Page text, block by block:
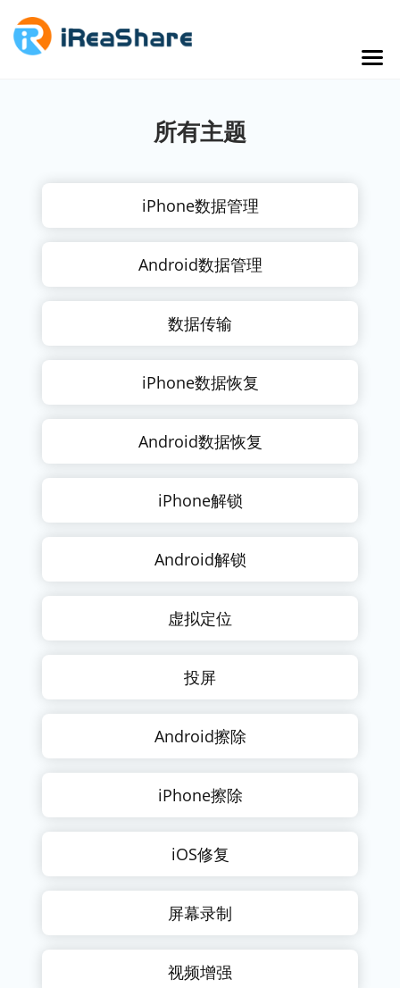
所有主题
iPhone数据管理
Android数据管理
数据传输
iPhone数据恢复
Android数据恢复
iPhone解锁
Android解锁
虚拟定位
投屏
Android擦除
iPhone擦除
iOS修复
屏幕录制
视频增强